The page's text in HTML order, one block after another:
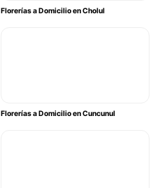
Florerías a Domicilio en Cholul
Florerías a Domicilio en Cuncunul